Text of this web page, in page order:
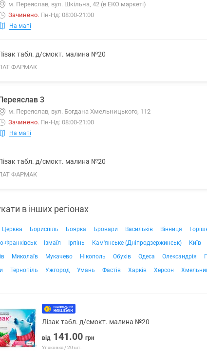
м. Переяслав, вул. Шкільна, 42 (в ЕКО маркеті)
Зачинено. Пн-Нд: 08:00-21:00
На мапі
табл. д/смокт. малина №20
ФАРМАК
3
м. Переяслав, вул. Богдана Хмельницького, 112
Зачинено. Пн-Нд: 08:00-21:00
На мапі
табл. д/смокт. малина №20
ФАРМАК
в інших регіонах
Церква Бориспіль Боярка Бровари Васильків Вінниця
Франківськ
Ізмаїл Ірпінь Кам'янське (Дніпродзержинськ) Київ
Миколаїв Мукачево Нікополь Обухів Одеса Олександрія
Тернопіль Ужгород Умань Фастів Харків Херсон
Лізак табл. д/смокт. малина №20
від 141.00 грн
Упаковка / 20 шт.